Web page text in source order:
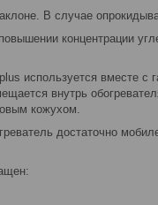
В случае
концентрации
используется вместе с
внутрь
кожухом.
достаточно